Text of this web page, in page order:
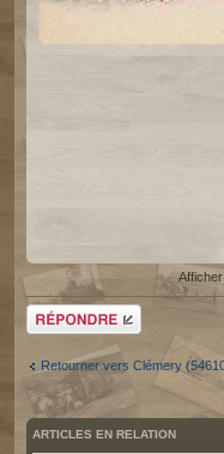
Répondre
Retourner vers Clémery
ARTICLES EN RELATION